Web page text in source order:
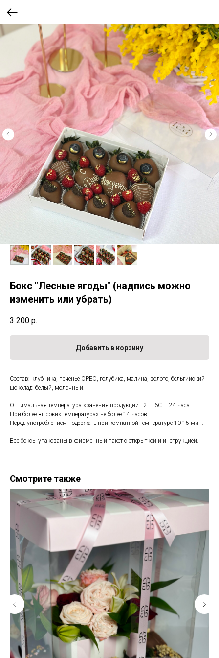
Бокс "Лесные ягоды" (надпись можно
изменить или убрать)
3 200 р.
Добавить в корзину
Состав: клубника, печенье ОРЕО, голубика, малина, золото, бельгийский
шоколад: белый, молочный.
Оптимальная температура хранения продукции +2…+6С — 24 часа.
При более высоких температурах не более 14 часов.
Перед употреблением подержать при комнатной температуре 10-15 мин.
Все боксы упакованы в фирменный пакет с открыткой и инструкцией.
Смотрите также